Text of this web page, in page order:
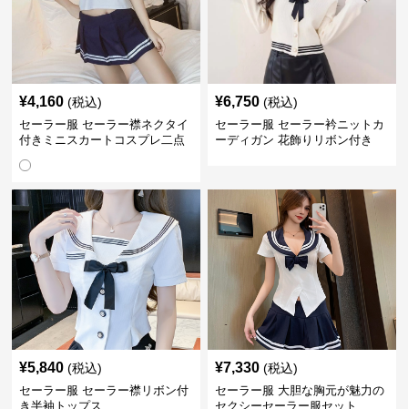
¥4,160 (税込)
セーラー服 セーラー襟ネクタイ
付きミニスカートコスプレ二点
¥6,750 (税込)
セーラー服 セーラー衿ニットカ
ーディガン 花飾りリボン付き
¥5,840 (税込)
セーラー服 セーラー襟リボン付
き半袖トップス
¥7,330 (税込)
セーラー服 大胆な胸元が魅力の
セクシーセーラー服セット